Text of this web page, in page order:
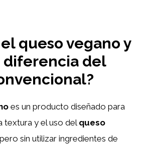
queso vegano y
diferencia del
es un producto diseñado para
textura y el uso del queso
sin utilizar ingredientes de